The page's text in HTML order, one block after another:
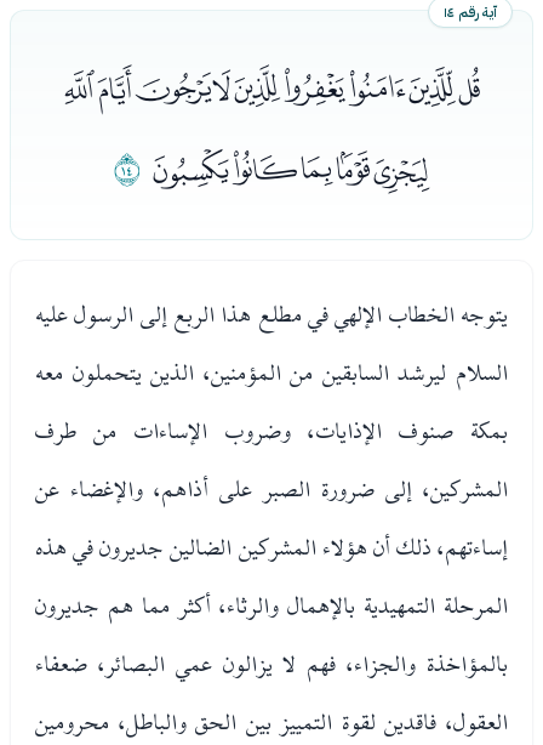
آية رقم ١٤
ﭑﭒﭓﭔﭕﭖﭗﭘﭙ
ﭚﭛﭜﭝﭞ ﭟ
يتوجه الخطاب الإلهي في مطلع هذا الربع إلى الرسول عليه
السلام ليرشد السابقين من المؤمنين، الذين يتحملون معه
بمكة صنوف الإذايات، وضروب الإساءات من طرف
المشركين، إلى ضرورة الصبر على أذاهم، والإغضاء عن
إساءتهم، ذلك أن هؤلاء المشركين الضالين جديرون في هذه
المرحلة التمهيدية بالإهمال والرثاء، أكثر مما هم جديرون
بالمؤاخذة والجزاء، فهم لا يزالون عمي البصائر، ضعفاء
العقول، فاقدين لقوة التمييز بين الحق والباطل، محرومين